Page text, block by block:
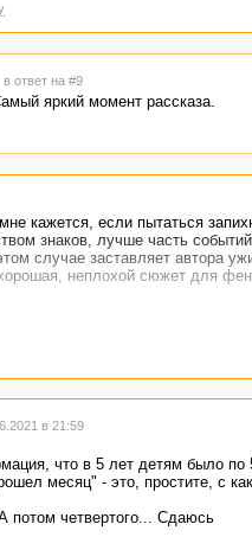
в ответ на #9
яркий момент рассказа.
кажется, если пытаться
знаков, лучше часть
случае заставляет автора
неплохой сюжет для
в 21:59
что в 5 лет детям было
месяц" - это, простите, с
потом четвертого... Сдаюсь